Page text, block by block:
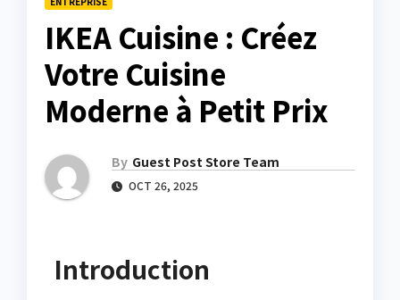
IKEA Cuisine : Créez
Votre Cuisine
Moderne à Petit Prix
By Guest Post Store Team
OCT 26, 2025
Introduction